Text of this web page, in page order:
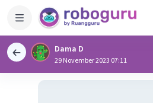
Dama D
29 November 2023 07:11